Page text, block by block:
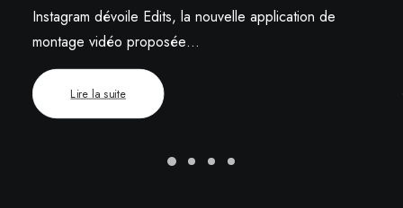
Instagram dévoile Edits, la nouvelle application de
montage vidéo proposée…
Lire la suite